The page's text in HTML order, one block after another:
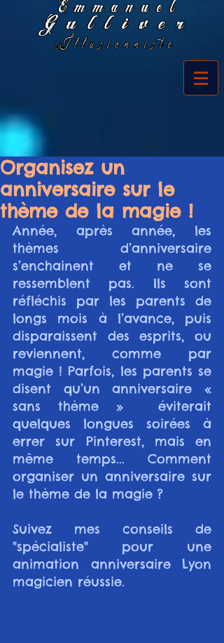
Organisez un
anniversaire sur le
thème de la magie !
Année, après année, les
thèmes d’anniversaire
s’enchainent et ne se
ressemblent pas. Ils sont
réfléchis par les parents de
longs mois à l’avance, puis
disparaissent des esprits, ou
reviennent, comme par
magie ! Parfois, les parents se
disent qu’un anniversaire «
sans thème »  éviterait
quelques longues soirées à
errer sur Pinterest, mais en
même temps... Comment
organiser un anniversaire sur
le thème de la magie ?
Suivez mes conseils de
"spécialiste" pour une
animation anniversaire Lyon
magicien réussie.